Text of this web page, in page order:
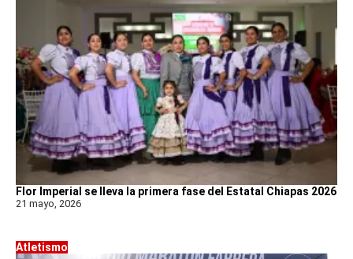
Flor Imperial se lleva la primera fase del Estatal Chiapas 2026
21 mayo, 2026
Atletismo